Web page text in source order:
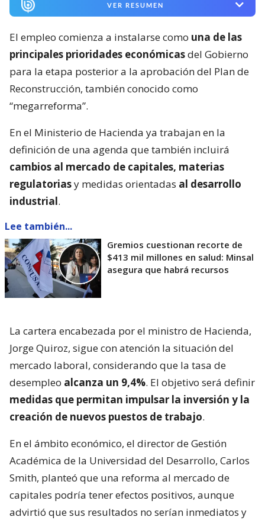
VER RESUMEN
El empleo comienza a instalarse como una de las
principales prioridades económicasdel Gobierno
para la etapa posterior a la aprobación del Plan de
Reconstrucción, también conocido como
“megarreforma”.
En el Ministerio de Hacienda ya trabajan en la
definición de una agenda que también incluirá
cambios al mercado de capitales, materias
regulatoriasy medidas orientadas al desarrollo
industrial.
Lee también...
Gremios cuestionan recorte de
$413 mil millones en salud: Minsal
asegura que habrá recursos
La cartera encabezada por el ministro de Hacienda,
Jorge Quiroz, sigue con atención la situación del
mercado laboral, considerando que la tasa de
desempleo alcanza un 9,4%. El objetivo será definir
medidas que permitan impulsar la inversión y la
creación de nuevos puestos de trabajo.
En el ámbito económico, el director de Gestión
Académica de la Universidad del Desarrollo, Carlos
Smith, planteó que una reforma al mercado de
capitales podría tener efectos positivos, aunque
advirtió que sus resultados no serían inmediatos y